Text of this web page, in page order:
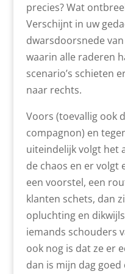
precies? Wat
Verschijnt in uw
dwarsdoorsnede
waarin alle raderen
scenario’s schieten
naar rechts.
Voors (toevallig ook
compagnon) en
uiteindelijk volgt het
de chaos en er volgt
een voorstel, een
klanten schets, dan
opluchting en
iemands schouders
ook nog is dat ze er
dan is mijn dag